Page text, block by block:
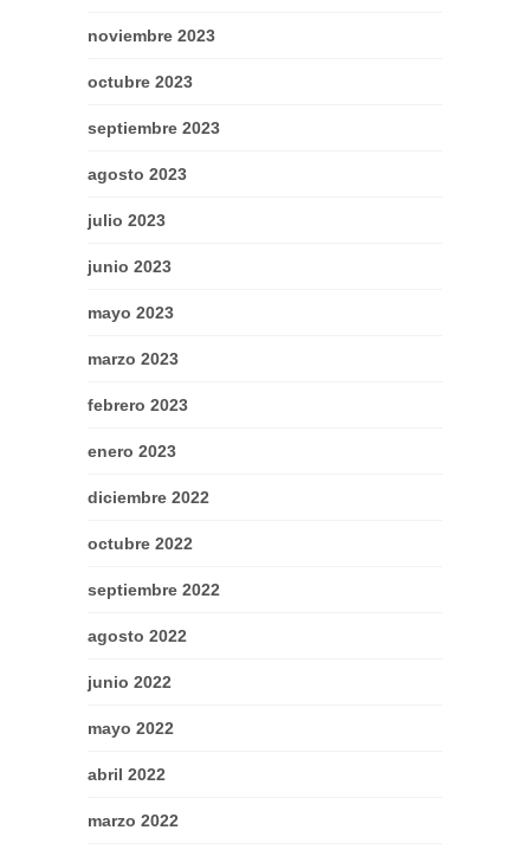
noviembre 2023
octubre 2023
septiembre 2023
agosto 2023
julio 2023
junio 2023
mayo 2023
marzo 2023
febrero 2023
enero 2023
diciembre 2022
octubre 2022
septiembre 2022
agosto 2022
junio 2022
mayo 2022
abril 2022
marzo 2022